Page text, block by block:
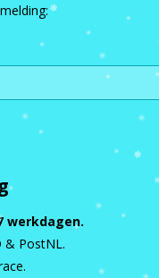
werkdagen.
& PostNL.